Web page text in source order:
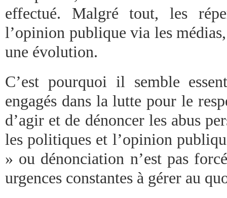
effectué. Malgré tout, les
l’opinion publique via les
une évolution.
C’est pourquoi il semble
engagés dans la lutte pour le
d’agir et de dénoncer les abus
les politiques et l’opinion
» ou dénonciation n’est pas
urgences constantes à gérer au